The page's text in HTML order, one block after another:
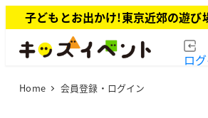
イ
子どもとお出かけ!東京近郊の遊び
ロ
Home 会員登録・ログイン